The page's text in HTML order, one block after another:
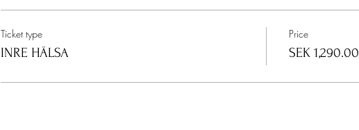
*Kan även bokas för grupper
Ticket type
INRE HÄLSA
Price
SEK 1,290.00